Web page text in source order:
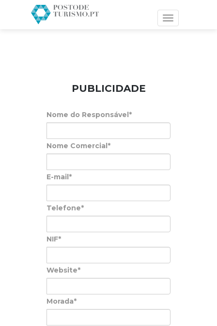
Toggle
navigation
PUBLICIDADE
Nome do Responsável*
Nome Comercial*
E-mail*
Telefone*
NIF*
Website*
Morada*